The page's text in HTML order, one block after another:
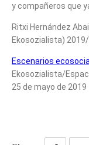
y compañeros que
Ritxi Hernández
Ekosozialista)
Escenarios
Ekosozialista/
25 de mayo de 2019